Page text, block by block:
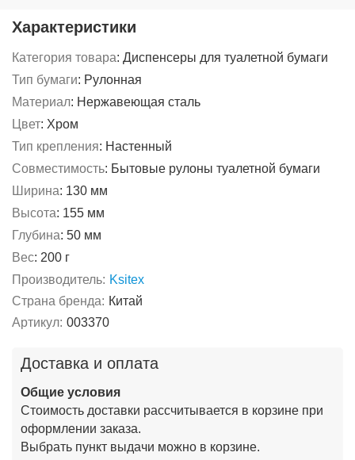
Характеристики
Категория товара: Диспенсеры для туалетной бумаги
Тип бумаги: Рулонная
Материал: Нержавеющая сталь
Цвет: Хром
Тип крепления: Настенный
Совместимость: Бытовые рулоны туалетной бумаги
Ширина: 130 мм
Высота: 155 мм
Глубина: 50 мм
Вес: 200 г
Производитель: Ksitex
Страна бренда: Китай
Артикул: 003370
Доставка и оплата
Общие условия
Стоимость доставки рассчитывается в корзине при
оформлении заказа.
Выбрать пункт выдачи можно в корзине.